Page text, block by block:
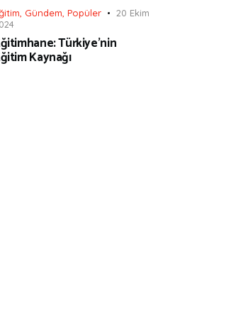
Gündem Popüler
20 Ekim
Türkiye’nin
Kaynağı